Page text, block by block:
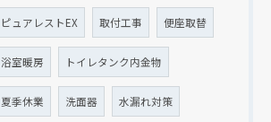
ピュアレストEX 取付工事 便座取替
浴室暖房 トイレタンク内金物
夏季休業 洗面器 水漏れ対策